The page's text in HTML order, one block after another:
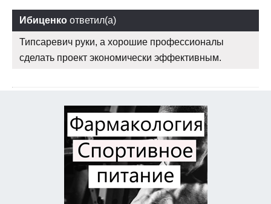
Ибиценко ответил(а)
Типсаревич руки, а хорошие профессионалы
сделать проект экономически эффективным.